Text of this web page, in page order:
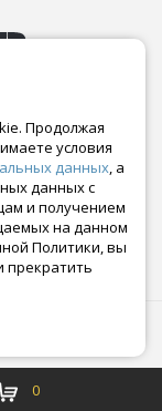
правах.
0
Продолжая
условия
данных, а
данных с
и получением
на данном
Политики, вы
прекратить